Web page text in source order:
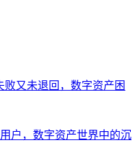
败又未退回，数字资产困
户，数字资产世界中的沉